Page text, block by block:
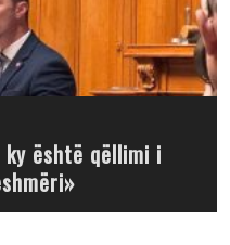
është qëllimi i